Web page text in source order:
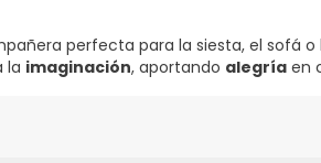
perfecta para la siesta, el sofá
la imaginación, aportando alegría en